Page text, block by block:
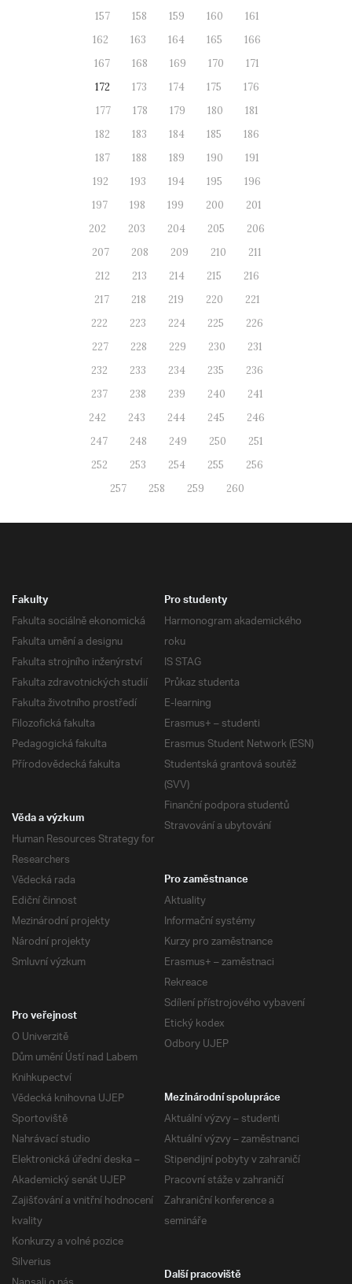
157
158 159 160
161
162
163 164 165
166
167
168 169 170
171
172
173 174 175
176
177
178 179 180
181
182
183 184 185
186
187
188 189 190
191
192
193 194 195
196
197
198 199 200
201
202
203 204 205
206
207
208 209 210
211
212
213 214 215
216
217
218 219 220
221
222
223 224 225
226
227
228 229 230
231
232
233 234 235
236
237
238 239 240
241
242
243 244 245
246
247
248 249 250
251
252
253 254 255
256
257
258 259 260
Fakulty
Fakulta sociálně ekonomická
Fakulta umění a designu
Fakulta strojního inženýrství
Fakulta zdravotnických studií
Fakulta životního prostředí
Filozofická fakulta
Pedagogická fakulta
Přírodovědecká fakulta
Pro studenty
Harmonogram akademického
roku
IS STAG
Průkaz studenta
E-learning
Erasmus+ – studenti
Erasmus Student Network (ESN)
Studentská grantová soutěž
(SVV)
Finanční podpora studentů
Stravování a ubytování
Věda a výzkum
Human Resources Strategy for
Researchers
Vědecká rada
Ediční činnost
Mezinárodní projekty
Národní projekty
Smluvní výzkum
Pro zaměstnance
Aktuality
Informační systémy
Kurzy pro zaměstnance
Erasmus+ – zaměstnaci
Rekreace
Sdílení přístrojového vybavení
Etický kodex
Odbory UJEP
Pro veřejnost
O Univerzitě
Dům umění Ústí nad Labem
Knihkupectví
Vědecká knihovna UJEP
Sportoviště
Nahrávací studio
Elektronická úřední deska –
Akademický senát UJEP
Zajišťování a vnitřní hodnocení
kvality
Konkurzy a volné pozice
Silverius
Mezinárodní spolupráce
Aktuální výzvy – studenti
Aktuální výzvy – zaměstnanci
Stipendijní pobyty v zahraničí
Pracovní stáže v zahraničí
Zahraniční konference a
semináře
Další pracoviště